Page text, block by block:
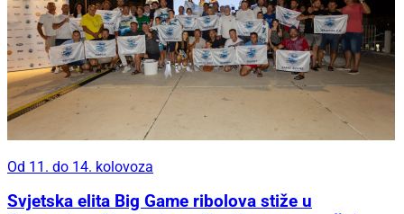
Od 11. do 14. kolovoza
Svjetska elita Big Game ribolova stiže u